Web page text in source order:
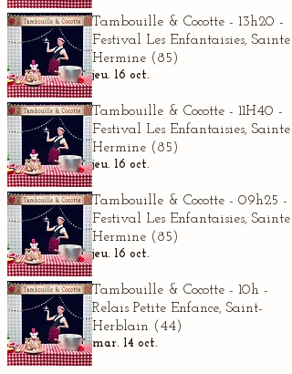
Tambouille & Cocotte - 13h20 -
Festival Les Enfantaisies, Sainte
Hermine (85)
jeu. 16 oct.
Tambouille & Cocotte - 11H40 -
Festival Les Enfantaisies, Sainte
Hermine (85)
jeu. 16 oct.
Tambouille & Cocotte - 09h25 -
Festival Les Enfantaisies, Sainte
Hermine (85)
jeu. 16 oct.
Tambouille & Cocotte - 10h -
Relais Petite Enfance, Saint-
Herblain (44)
mar. 14 oct.